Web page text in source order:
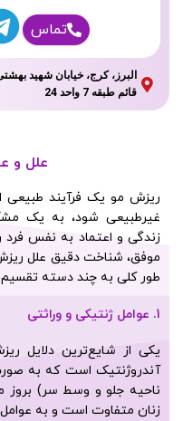
تماس
البرز، کرج، خیابان شهید
قائم طبقه 7 واحد 24
علل و
ریزش مو یک فرآیند
غیرطبیعی شود، به یک
زندگی و اعتماد به نفس فرد
موفق، شناخت دقیق علل
طور کلی به چند دسته
1. عوامل ژنتیکی و وراثتی
یکی از شایع‌ترین دلایل
آندروژنتیک است که به
ناحیه جلو و وسط سر) بروز
زنان متفاوت است و به